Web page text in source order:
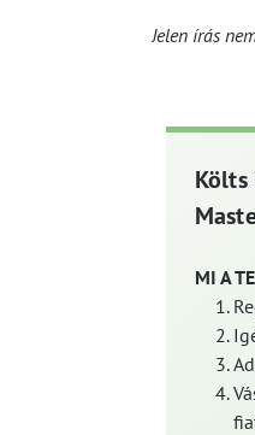
Jelen írás
MI A